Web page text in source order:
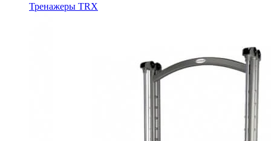
Тренажеры TRX